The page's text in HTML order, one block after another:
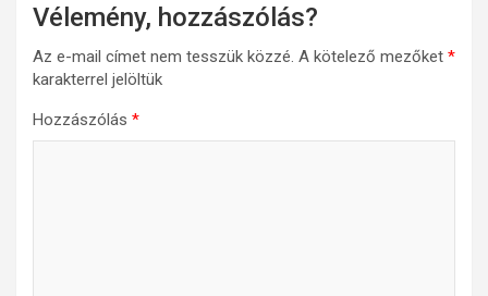
Vélemény, hozzászólás?
Az e-mail címet nem tesszük közzé. A kötelező mezőket *
karakterrel jelöltük
Hozzászólás *